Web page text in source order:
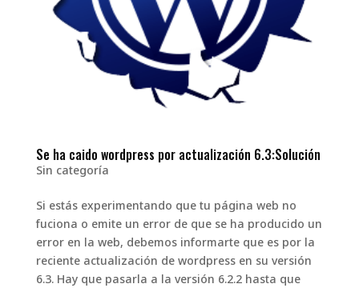
Se ha caido wordpress por actualización 6.3:Solución
Sin categoría
Si estás experimentando que tu página web no
fuciona o emite un error de que se ha producido un
error en la web, debemos informarte que es por la
reciente actualización de wordpress en su versión
6.3. Hay que pasarla a la versión 6.2.2 hasta que